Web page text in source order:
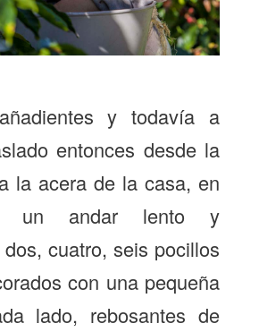
y todavía a
entonces desde la
la acera de la casa, en
un andar lento y
cuatro, seis pocillos
con una pequeña
lado, rebosantes de